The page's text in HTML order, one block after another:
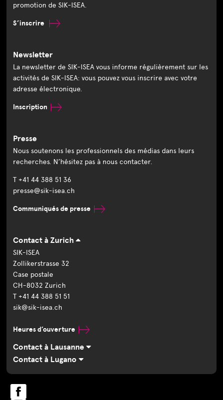
promotion de SIK-ISEA.
S’inscrire
Newsletter
La newsletter de SIK-ISEA vous informe régulièrement sur les
activités de SIK-ISEA: vous pouvez vous inscrire avec votre
adresse électronique.
Inscription
Presse
Nous soutenons les professionnels des médias dans leurs
recherches. N’hésitez pas à nous contacter.
T +41 44 388 51 36
presse@sik-isea.ch
Communiqués de presse
Contact à Zurich
SIK-ISEA
Zollikerstrasse 32
Case postale
CH-8032 Zurich
T +41 44 388 51 51
sik@sik-isea.ch
Heures d’ouverture
Contact à Lausanne
Contact à Lugano